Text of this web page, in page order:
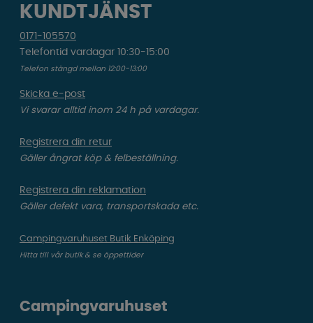
KUNDTJÄNST
0171-105570
Telefontid vardagar 10:30-15:00
Telefon stängd mellan 12:00-13:00
Skicka e-post
Vi svarar alltid inom 24 h på vardagar.
Registrera din retur
Gäller ångrat köp & felbeställning.
Registrera din reklamation
Gäller defekt vara, transportskada etc.
Campingvaruhuset Butik Enköping
Hitta till vår butik & se öppettider
Campingvaruhuset